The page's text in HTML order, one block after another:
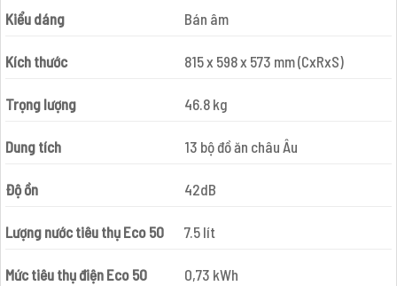
Kiểu dáng Bán âm
Kích thước 815 x 598 x 573 mm (CxRxS)
Trọng lượng 46.8 kg
Dung tích 13 bộ đồ ăn châu Âu
Độ ồn 42dB
Lượng nước tiêu thụ Eco 50 7.5 lít
Mức tiêu thụ điện Eco 50 0,73 kWh